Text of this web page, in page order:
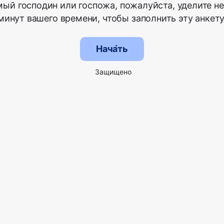
господин или госпожа, пожалуйста, уделите
вашего времени, чтобы заполнить эту
Нача́ть
Защищено